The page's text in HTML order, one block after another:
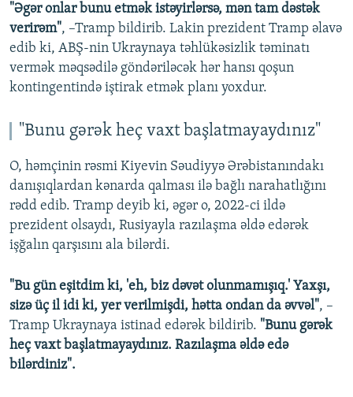
"Əgər onlar bunu etmək istəyirlərsə, mən tam dəstək
verirəm", –Tramp bildirib. Lakin prezident Tramp əlavə
edib ki, ABŞ-nin Ukraynaya təhlükəsizlik təminatı
vermək məqsədilə göndəriləcək hər hansı qoşun
kontingentində iştirak etmək planı yoxdur.
"Bunu gərək heç vaxt başlatmayaydınız"
O, həmçinin rəsmi Kiyevin Səudiyyə Ərəbistanındakı
danışıqlardan kənarda qalması ilə bağlı narahatlığını
rədd edib. Tramp deyib ki, əgər o, 2022-ci ildə
prezident olsaydı, Rusiyayla razılaşma əldə edərək
işğalın qarşısını ala bilərdi.
"Bu gün eşitdim ki, 'eh, biz dəvət olunmamışıq.' Yaxşı,
sizə üç il idi ki, yer verilmişdi, hətta ondan da əvvəl", –
Tramp Ukraynaya istinad edərək bildirib. "Bunu gərək
heç vaxt başlatmayaydınız. Razılaşma əldə edə
bilərdiniz".